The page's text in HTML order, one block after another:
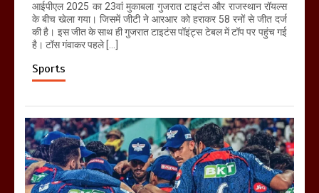
आईपीएल 2025 का 23वां मुकाबला गुजरात टाइटंस और राजस्थान रॉयल्स
के बीच खेला गया। जिसमें जीटी ने आरआर को हराकर 58 रनों से जीत दर्ज
की है। इस जीत के साथ ही गुजरात टाइटंस पॉइंट्स टेबल में टॉप पर पहुंच गई
है। टॉस गंवाकर पहले […]
Sports